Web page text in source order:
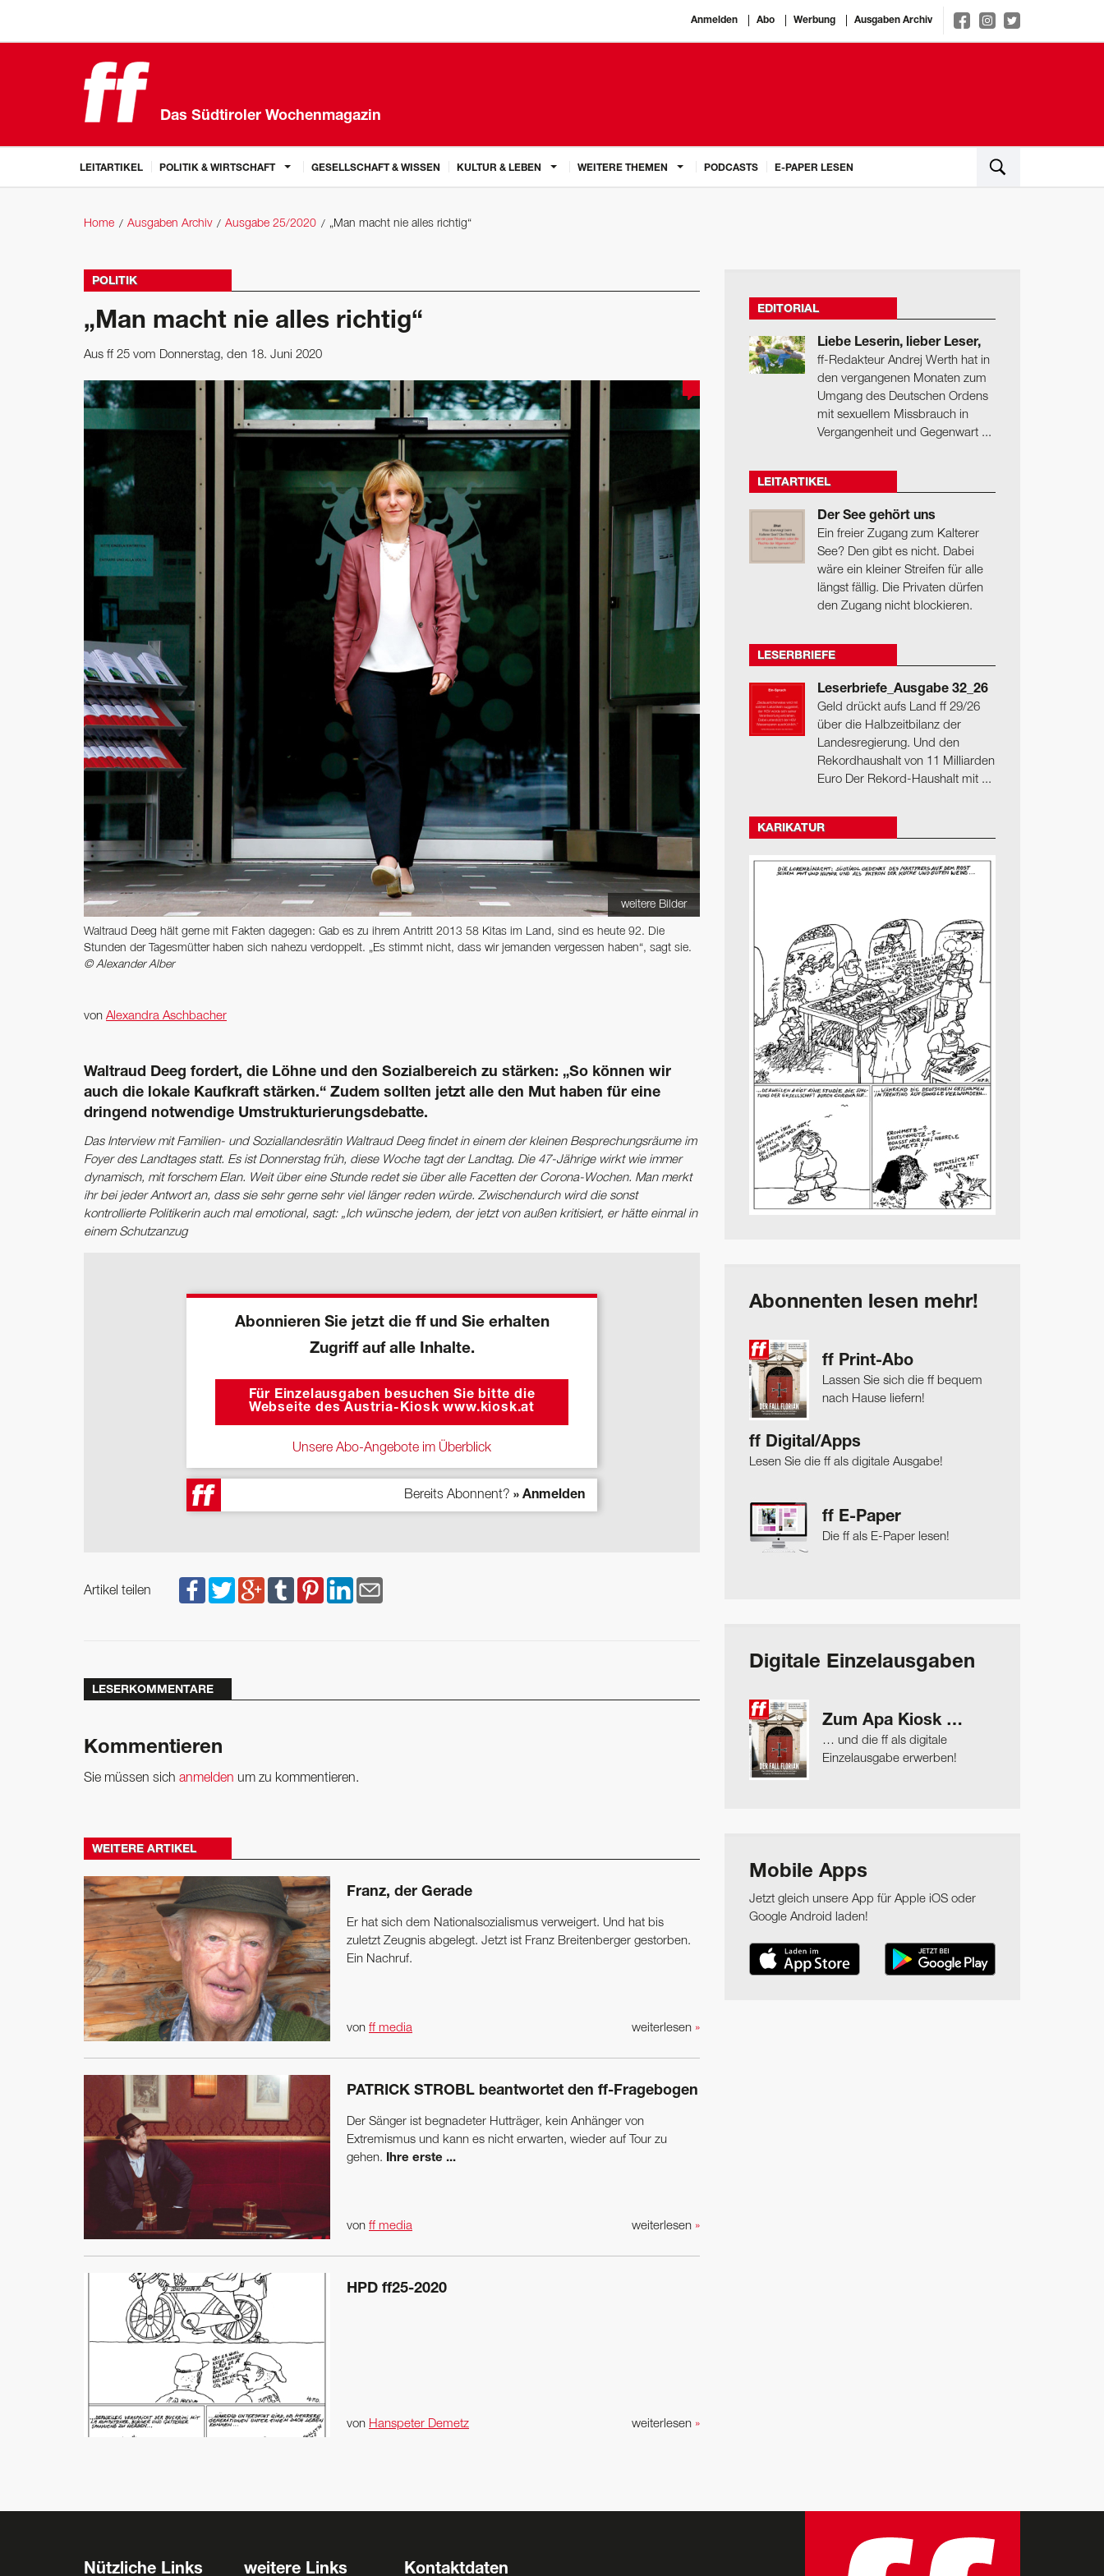
Anmelden Abo Werbung Ausgaben Archiv
Das Südtiroler Wochenmagazin
LEITARTIKEL POLITIK & WIRTSCHAFT GESELLSCHAFT & WISSEN KULTUR & LEBEN WEITERE THEMEN PODCASTS E-PAPER LESEN
Home Ausgaben Archiv Ausgabe 25/2020 „Man macht nie alles richtig“
POLITIK
„Man macht nie alles richtig“
Aus ff 25 vom Donnerstag, den 18. Juni 2020
weitere Bilder
Waltraud Deeg hält gerne mit Fakten dagegen: Gab es zu ihrem Antritt 2013 58 Kitas im Land, sind es heute 92. Die
Stunden der Tagesmütter haben sich nahezu verdoppelt. „Es stimmt nicht, dass wir jemanden vergessen haben“, sagt sie.
© Alexander Alber
von Alexandra Aschbacher
Waltraud Deeg fordert, die Löhne und den Sozialbereich zu stärken: „So können wir
auch die lokale Kaufkraft stärken.“ Zudem sollten jetzt alle den Mut haben für eine
dringend notwendige Umstrukturierungsdebatte.
Das Interview mit Familien- und Soziallandesrätin Waltraud Deeg findet in einem der kleinen Besprechungsräume im
Foyer des Landtages statt. Es ist Donnerstag früh, diese Woche tagt der Landtag. Die 47-Jährige wirkt wie immer
dynamisch, mit forschem Elan. Weit über eine Stunde redet sie über alle Facetten der Corona-Wochen. Man merkt
ihr bei jeder Antwort an, dass sie sehr gerne sehr viel länger reden würde. Zwischendurch wird die sonst
kontrollierte Politikerin auch mal emotional, sagt: „Ich wünsche jedem, der jetzt von außen kritisiert, er hätte einmal in
einem Schutzanzug
Abonnieren Sie jetzt die ff und Sie erhalten
Zugriff auf alle Inhalte.
Für Einzelausgaben besuchen Sie bitte die
Webseite des Austria-Kiosk www.kiosk.at
Unsere Abo-Angebote im Überblick
Bereits Abonnent? » Anmelden
Artikel teilen
LESERKOMMENTARE
Kommentieren
Sie müssen sich anmelden um zu kommentieren.
WEITERE ARTIKEL
Franz, der Gerade
Er hat sich dem Nationalsozialismus verweigert. Und hat bis
zuletzt Zeugnis abgelegt. Jetzt ist Franz Breitenberger gestorben.
Ein Nachruf.
weiterlesen »
von ff media
PATRICK STROBL beantwortet den ff-Fragebogen
Der Sänger ist begnadeter Hutträger, kein Anhänger von
Extremismus und kann es nicht erwarten, wieder auf Tour zu
gehen.
Ihre erste ...
weiterlesen »
von ff media
HPD ff25-2020
weiterlesen »
von Hanspeter Demetz
EDITORIAL
Liebe Leserin, lieber Leser,
ff-Redakteur Andrej Werth hat in
den vergangenen Monaten zum
Umgang des Deutschen Ordens
mit sexuellem Missbrauch in
Vergangenheit und Gegenwart ...
LEITARTIKEL
Der See gehört uns
Ein freier Zugang zum Kalterer
See? Den gibt es nicht. Dabei
wäre ein kleiner Streifen für alle
längst fällig. Die Privaten dürfen
den Zugang nicht blockieren.
LESERBRIEFE
Leserbriefe_Ausgabe 32_26
Geld drückt aufs Land ff 29/26
über die Halbzeitbilanz der
Landesregierung. Und den
Rekordhaushalt von 11 Milliarden
Euro Der Rekord-Haushalt mit ...
KARIKATUR
Abonnenten lesen mehr!
ff Print-Abo
Lassen Sie sich die ff bequem
nach Hause liefern!
ff Digital/Apps
Lesen Sie die ff als digitale Ausgabe!
ff E-Paper
Die ff als E-Paper lesen!
Digitale Einzelausgaben
Zum Apa Kiosk …
… und die ff als digitale
Einzelausgabe erwerben!
Mobile Apps
Jetzt gleich unsere App für Apple iOS oder
Google Android laden!
Nützliche Links weitere Links Kontaktdaten